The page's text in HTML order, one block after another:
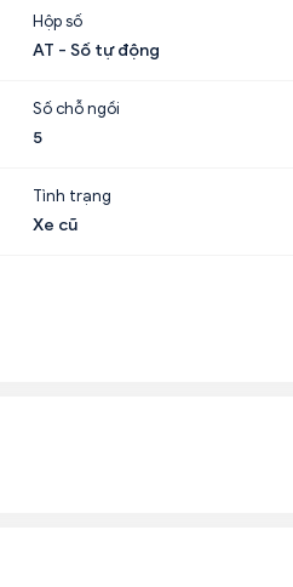
Hộp số
AT - Số tự động
Số chỗ ngồi
5
Tình trạng
Xe cũ